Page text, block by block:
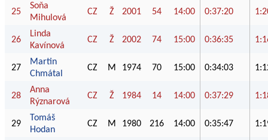
25
Soňa
Mihulová
CZ Ž 2001 54 14:00 0:37:20
26
Linda
Kavínová
CZ Ž 2002 74 15:00 0:36:35
27
Martin
Chmátal
CZ M 1974 70 15:00 0:34:03
28
Anna
Rýznarová
CZ Ž 1984 14 14:00 0:37:29
29
Tomáš
Hodan
CZ M 1980 216 14:00 0:35:47